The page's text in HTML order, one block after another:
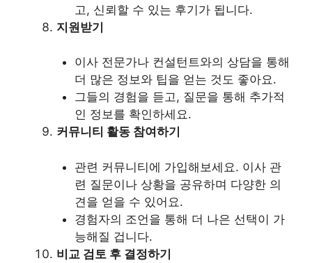
고, 신뢰할 수 있는 후기가 됩니다.
지원받기
이사 전문가나 컨설턴트와의 상담을 통해
더 많은 정보와 팁을 얻는 것도 좋아요.
그들의 경험을 듣고, 질문을 통해 추가적
인 정보를 확인하세요.
커뮤니티 활동 참여하기
관련 커뮤니티에 가입해보세요. 이사 관
련 질문이나 상황을 공유하며 다양한 의
견을 얻을 수 있어요.
경험자의 조언을 통해 더 나은 선택이 가
능해질 겁니다.
비교 검토 후 결정하기